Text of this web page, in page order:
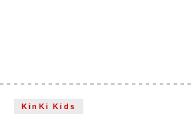
KinKi Kids